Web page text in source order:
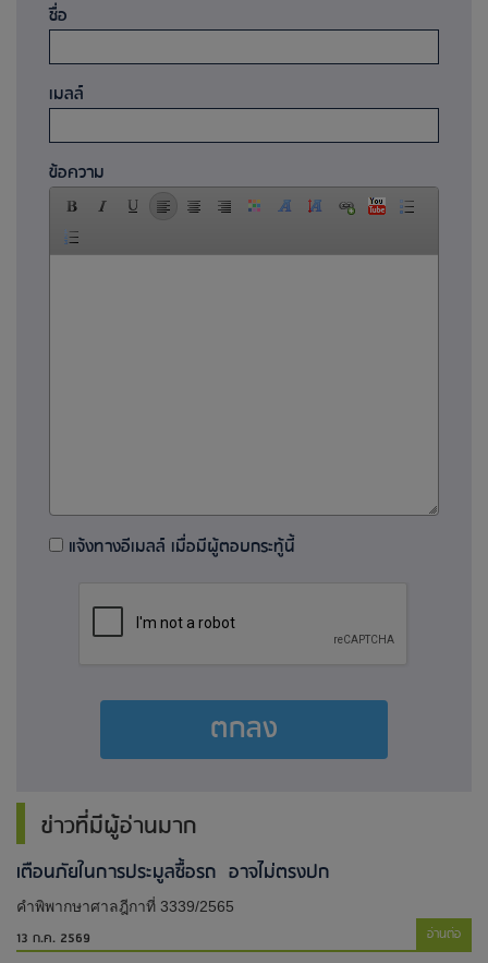
ชื่อ
เมลล์
ข้อความ
แจ้งทางอีเมลล์ เมื่อมีผู้ตอบกระทู้นี้
ตกลง
ข่าวที่มีผู้อ่านมาก
เตือนภัยในการประมูลซื้อรถ อาจไม่ตรงปก
คำพิพากษาศาลฎีกาที่ 3339/2565
13 ก.ค. 2569 อ่านต่อ